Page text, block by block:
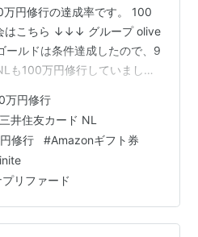
円修行の達成率です。 100
はこちら ↓↓↓ グループ olive
ールドは条件達成したので、9
も100万円修行していました
トです。 7か月目の達成状況
ずまず順調です。 まずまず
用に資材を色々クレジット
は一気に達成状況の進捗が
けど、使っているのは事業…
万円修行
三井住友カード NL
修行 #Amazonギフト券
リファード